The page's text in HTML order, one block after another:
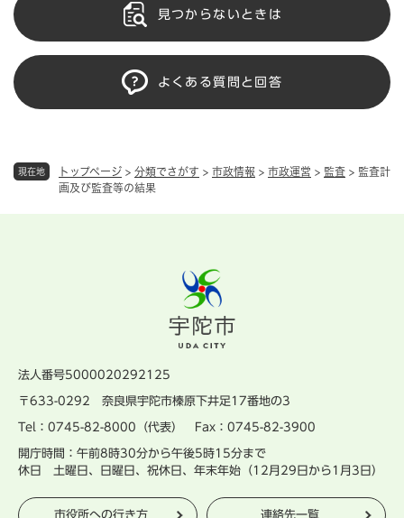
現在地 トップページ > 分類でさがす > 市政情報 > 市政運営 > 監査 > 監査計
画及び監査等の結果
見つからないときは
よくある質問と回答
法人番号5000020292125
〒633-0292 奈良県宇陀市榛原下井足17番地の3
Tel：0745-82-8000（代表） Fax：0745-82-3900
開庁時間：午前8時30分から午後5時15分まで
休日 土曜日、日曜日、祝休日、年末年始（12月29日から1月3日）
市役所への行き方 連絡先一覧